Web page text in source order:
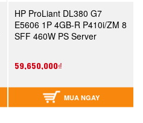
HP ProLiant DL380 G7
E5606 1P 4GB-R P410i/ZM 8
SFF 460W PS Server
59,650,000₫
MUA NGAY